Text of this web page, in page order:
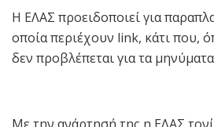
Η ΕΛΑΣ προειδοποιεί για
οποία περιέχουν link, κάτι που,
δεν προβλέπεται για τα